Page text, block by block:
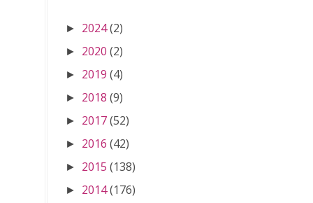
► 2024(2)
► 2020 (2)
► 2019 (4)
► 2018 (9)
► 2017(52)
► 2016 (42)
► 2015 (138)
► 2014(176)